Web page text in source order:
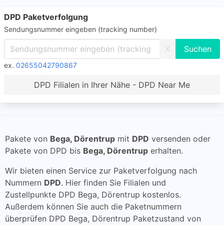
DPD Paketverfolgung
Sendungsnummer eingeben (tracking number)
X
ex. 02655042790867
DPD Filialen in Ihrer Nähe - DPD Near Me
Pakete von Bega, Dörentrup mit DPD versenden oder
Pakete von DPD bis Bega, Dörentrup erhalten.
Wir bieten einen Service zur Paketverfolgung nach
Nummern DPD. Hier finden Sie Filialen und
Zustellpunkte DPD Bega, Dörentrup kostenlos.
Außerdem können Sie auch die Paketnummern
überprüfen DPD Bega, Dörentrup Paketzustand von